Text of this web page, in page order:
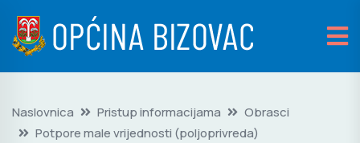
Naslovnica Pristup informacijama
Obrasci
Potpore male vrijednosti (poljoprivreda)